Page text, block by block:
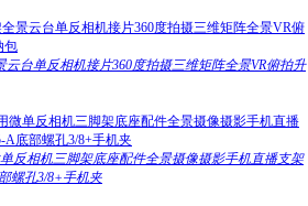
云台单反相机接片360度拍摄三维矩阵全景VR俯拍升
反相机三脚架底座配件全景摄像摄影手机直播支架
螺孔3/8+手机夹